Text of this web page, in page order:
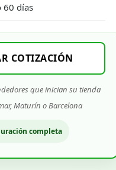
60 días
COTIZACIÓN
que inician su tienda
Maturín o Barcelona
completa